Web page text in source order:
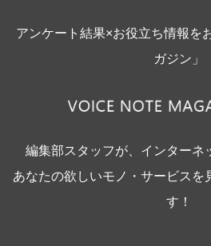
アンケート結果×お役立ち情報を
ガジン」
編集部スタッフが、インターネ
あなたの欲しいモノ・サービスを
す！